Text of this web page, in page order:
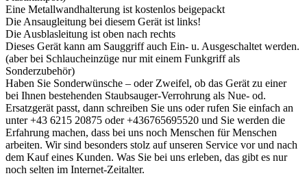
Eine Metallwandhalterung ist kostenlos beigepackt
Die Ansaugleitung bei diesem Gerät ist links!
Die Ausblasleitung ist oben nach rechts
Dieses Gerät kann am Sauggriff auch Ein- u. Ausgeschaltet werden.
(aber bei Schlaucheinzüge nur mit einem Funkgriff als
Sonderzubehör)
Haben Sie Sonderwünsche – oder Zweifel, ob das Gerät zu einer
bei Ihnen bestehenden Staubsauger-Verrohrung als Nue- od.
Ersatzgerät passt, dann schreiben Sie uns oder rufen Sie einfach an
unter +43 6215 20875 oder +436765695520 und Sie werden die
Erfahrung machen, dass bei uns noch Menschen für Menschen
arbeiten. Wir sind besonders stolz auf unseren Service vor und nach
dem Kauf eines Kunden. Was Sie bei uns erleben, das gibt es nur
noch selten im Internet-Zeitalter.